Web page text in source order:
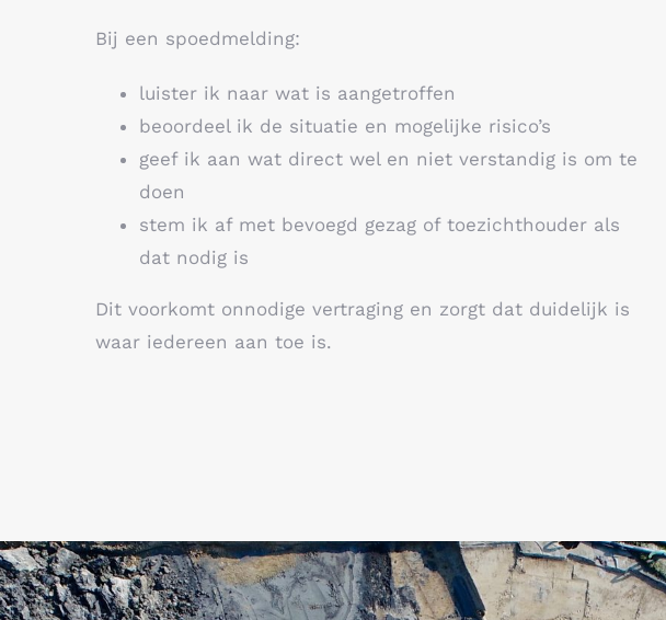
Bij een spoedmelding:
luister ik naar wat is aangetroffen
beoordeel ik de situatie en mogelijke risico’s
geef ik aan wat direct wel en niet verstandig is om te
doen
stem ik af met bevoegd gezag of toezichthouder als
dat nodig is
Dit voorkomt onnodige vertraging en zorgt dat duidelijk is
waar iedereen aan toe is.